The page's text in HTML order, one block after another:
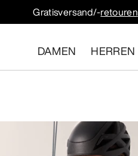
Gratisversand/-retouren
DAMEN HERREN